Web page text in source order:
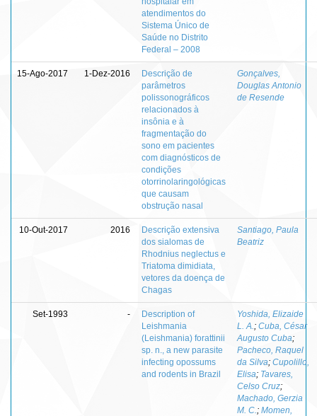
atendimentos do
Sistema Único de
Saúde no Distrito
Federal – 2008
15-Ago-2017 1-Dez-2016
Descrição de
parâmetros
polissonográficos
relacionados à
insônia e à
fragmentação do
sono em pacientes
com diagnósticos de
condições
otorrinolaringológicas
que causam
obstrução nasal
Gonçalves,
Douglas Antonio
de Resende
10-Out-2017 2016
Descrição extensiva
dos sialomas de
Rhodnius neglectus e
Triatoma dimidiata,
vetores da doença de
Chagas
Santiago, Paula
Beatriz
Set-1993 -
Description of
Leishmania
(Leishmania) forattinii
sp. n., a new parasite
infecting opossums
and rodents in Brazil
Yoshida, Elizaide
L. A. ; Cuba, César
Augusto Cuba;
Pacheco, Raquel
da Silva; Cupolillo,
Elisa; Tavares,
Celso Cruz;
Machado, Gerzia
M. C. ; Momen,